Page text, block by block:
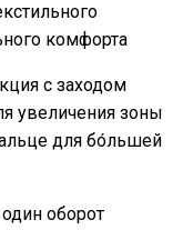
комфорта
с заходом
увеличения зоны
для бо́льшей
оборот